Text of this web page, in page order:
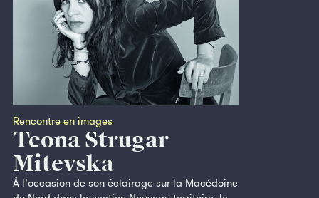
Rencontre en images
Teona Strugar
Mitevska
À l'occasion de son éclairage sur la Macédoine